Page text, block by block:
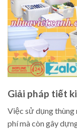
Giải pháp tiết
Việc sử dụng
phí mà còn gây